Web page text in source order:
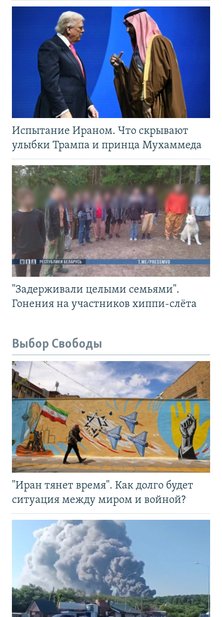
Испытание Ираном. Что скрывают
улыбки Трампа и принца Мухаммеда
"Задерживали целыми семьями".
Гонения на участников хиппи-слёта
Выбор Свободы
"Иран тянет время". Как долго будет
ситуация между миром и войной?